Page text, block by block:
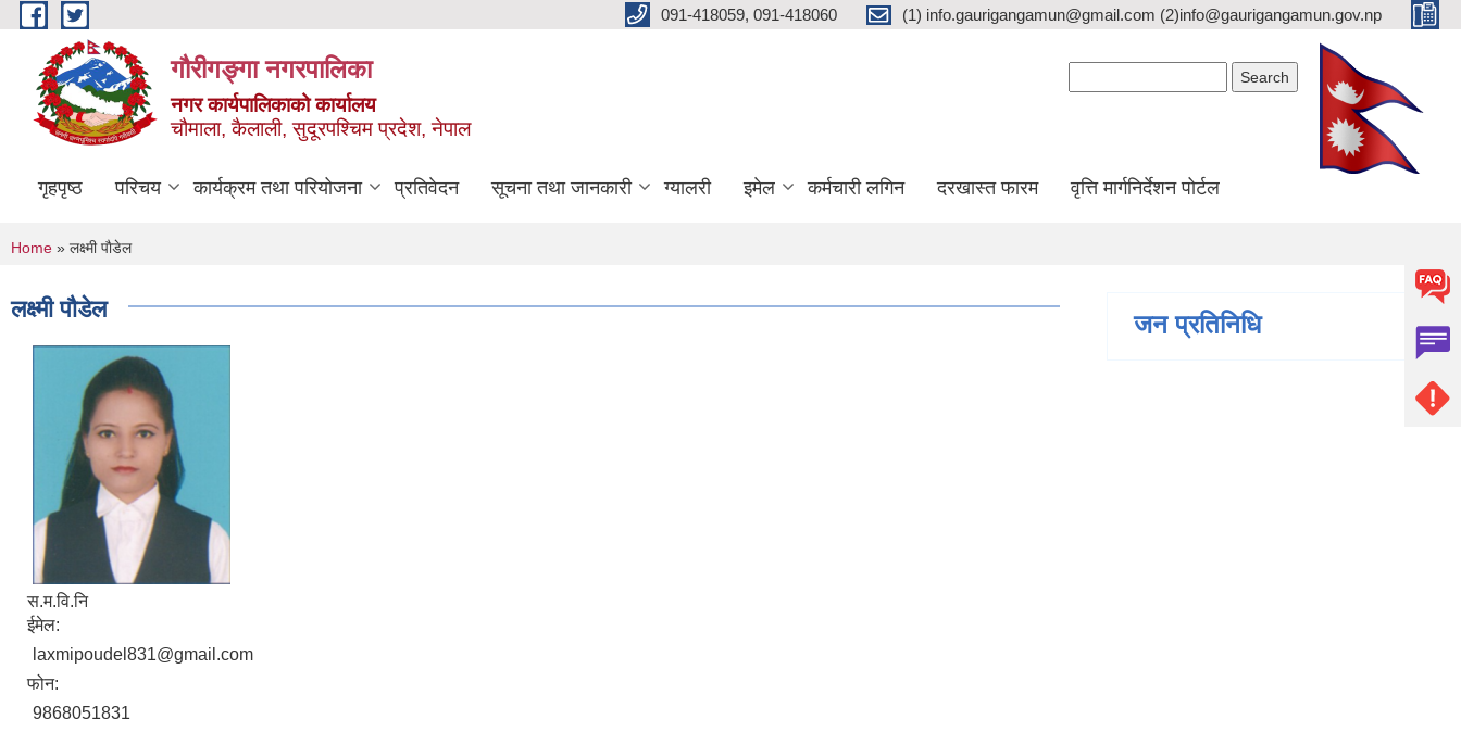
Skip to main content 091-418059, 091-418060 (1) info.gaurigangamun@gmail.com (2)info@gaurigangamun.gov.np
गौरीगङ्गा नगरपालिका
नगर कार्यपालिकाको कार्यालय
चौमाला, कैलाली, सुदूरपश्चिम प्रदेश, नेपाल
गृहपृष्ठ परिचय कार्यक्रम तथा परियोजना प्रतिवेदन सूचना तथा जानकारी ग्यालरी इमेल कर्मचारी लगिन दरखास्त फारम वृत्ति मार्गनिर्देशन पोर्टल
You are here
Home » लक्ष्मी पाैडेल
लक्ष्मी पाैडेल
स.म.वि.नि
ईमेल:
laxmipoudel831@gmail.com
फोन:
9868051831
जन प्रतिनिधि